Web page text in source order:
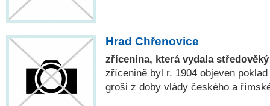
Hrad Chřenovice
zřícenina, která vydala
zřícenině byl r. 1904 objeven
groši z doby vlády českého a